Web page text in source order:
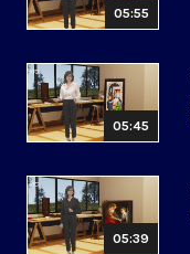
05:55
05:45
05:39